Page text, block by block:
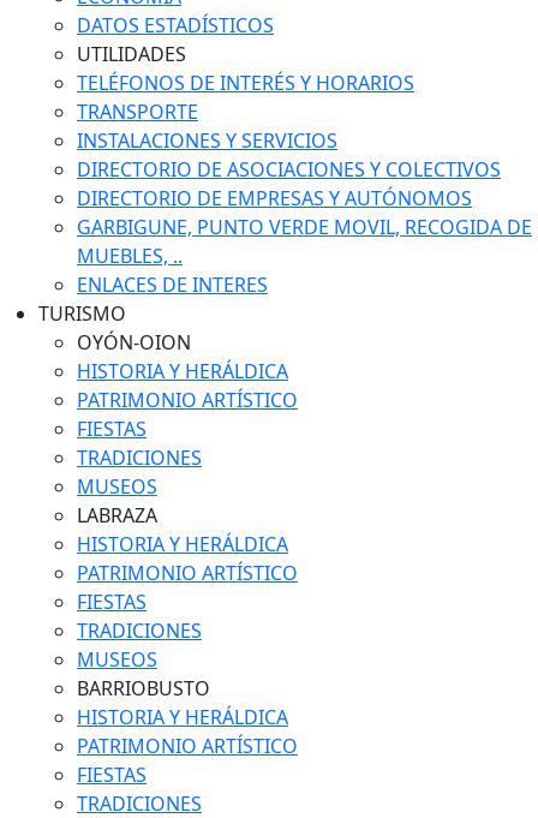
DATOS ESTADÍSTICOS
UTILIDADES
TELÉFONOS DE INTERÉS Y HORARIOS
TRANSPORTE
INSTALACIONES Y SERVICIOS
DIRECTORIO DE ASOCIACIONES Y COLECTIVOS
DIRECTORIO DE EMPRESAS Y AUTÓNOMOS
GARBIGUNE, PUNTO VERDE MOVIL, RECOGIDA DE
MUEBLES, ..
ENLACES DE INTERES
TURISMO
OYÓN-OION
HISTORIA Y HERÁLDICA
PATRIMONIO ARTÍSTICO
FIESTAS
TRADICIONES
MUSEOS
LABRAZA
HISTORIA Y HERÁLDICA
PATRIMONIO ARTÍSTICO
FIESTAS
TRADICIONES
MUSEOS
BARRIOBUSTO
HISTORIA Y HERÁLDICA
PATRIMONIO ARTÍSTICO
FIESTAS
TRADICIONES